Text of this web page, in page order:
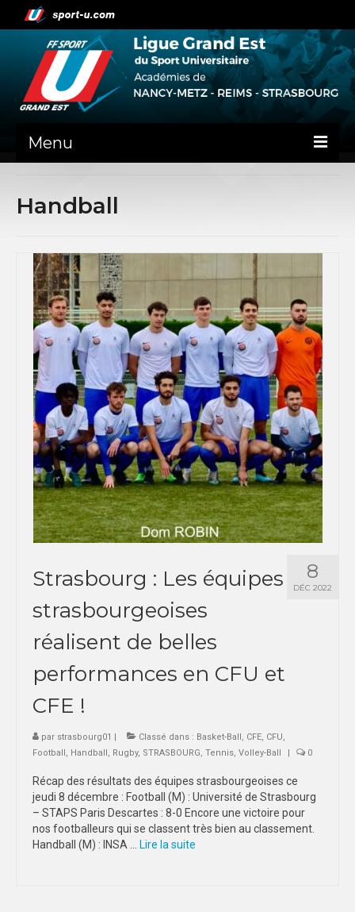
Menu
PRÉSENTATION
ADMINISTRATIF
NANCY-METZ
REIMS
STRASBOURG
SPORTS CO
NANCY-METZ
REIMS
STRASBOURG
SPORTS IND
NANCY-METZ
REIMS
STRASBOURG
FORMATION
NANCY-METZ
REIMS
STRASBOURG
PHOTOTHÈQUE
NANCY-METZ
Handball
8
DÉC 2022
Strasbourg : Les équipes
strasbourgeoises
réalisent de belles
performances en CFU et
CFE !
par strasbourg01 | Classé dans : Basket-Ball, CFE, CFU,
Football, Handball, Rugby, STRASBOURG, Tennis, Volley-Ball | 0
Récap des résultats des équipes strasbourgeoises ce
jeudi 8 décembre : Football (M) : Université de Strasbourg
– STAPS Paris Descartes : 8-0 Encore une victoire pour
nos footballeurs qui se classent très bien au classement.
Handball (M) : INSA …
Lire la suite­­